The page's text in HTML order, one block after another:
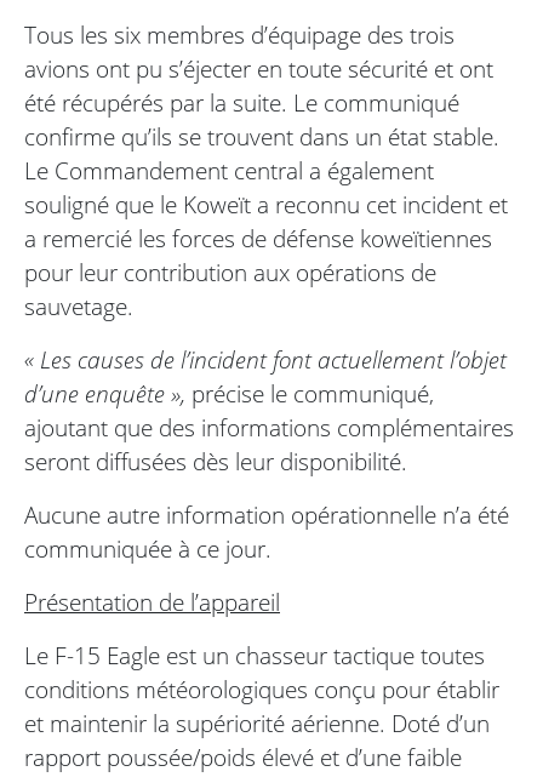
Tous les six membres d’équipage des trois
avions ont pu s’éjecter en toute sécurité et ont
été récupérés par la suite. Le communiqué
confirme qu’ils se trouvent dans un état stable.
Le Commandement central a également
souligné que le Koweït a reconnu cet incident et
a remercié les forces de défense koweïtiennes
pour leur contribution aux opérations de
sauvetage.
« Les causes de l’incident font actuellement l’objet
d’une enquête », précise le communiqué,
ajoutant que des informations complémentaires
seront diffusées dès leur disponibilité.
Aucune autre information opérationnelle n’a été
communiquée à ce jour.
Présentation de l’appareil
Le F-15 Eagle est un chasseur tactique toutes
conditions météorologiques conçu pour établir
et maintenir la supériorité aérienne. Doté d’un
rapport poussée/poids élevé et d’une faible